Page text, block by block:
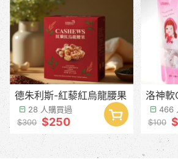
德朱利斯-紅藜紅烏龍腰果
28 人購買過
$300 $250
洛神軟
466
$100